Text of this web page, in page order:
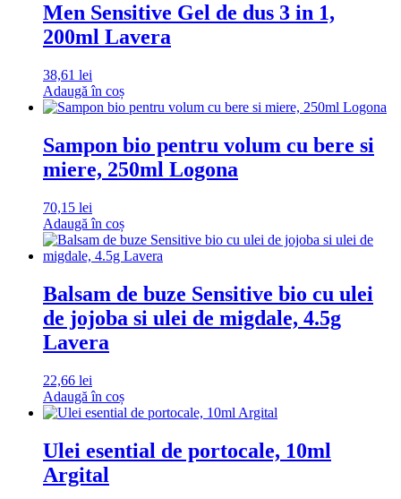
Men Sensitive Gel de dus 3 in 1,
200ml Lavera
38,61 lei
Adaugă în coș
Sampon bio pentru volum cu bere si
miere, 250ml Logona
70,15 lei
Adaugă în coș
Balsam de buze Sensitive bio cu ulei
de jojoba si ulei de migdale, 4.5g
Lavera
22,66 lei
Adaugă în coș
Ulei esential de portocale, 10ml
Argital